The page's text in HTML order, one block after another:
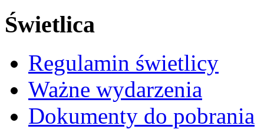
Świetlica
Regulamin świetlicy
Ważne wydarzenia
Dokumenty do pobrania